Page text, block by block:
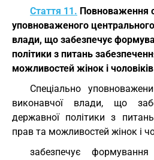
Стаття 11. Повноваження
уповноваженого
влади, що забезпечує
політики з питань
можливостей жінок і чоловіків
Спеціально
виконавчої влади, що
державної політики з
прав та можливостей жінок і
забезпечує